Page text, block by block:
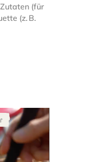
Zutaten (für
(z. B.